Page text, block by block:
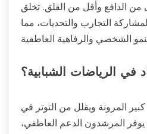
الدافع وأقل من القلق. تخلق
التجارب والتحديات، مما
في الرياضات الشبابية؟
المرونة ويقلل من التوتر في
يوفر المرشدون الدعم العاطفي،